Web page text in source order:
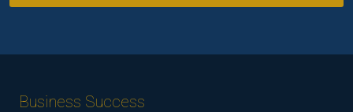
odeslat.
Business Success